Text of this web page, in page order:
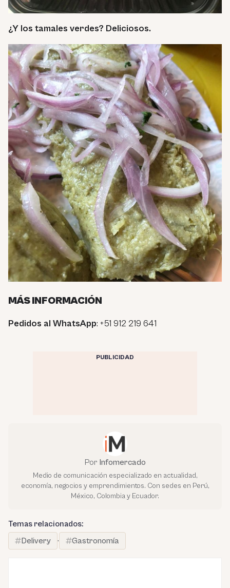
¿Y los tamales verdes? Deliciosos.
MÁS INFORMACIÓN
Pedidos al WhatsApp: +51 912 219 641
PUBLICIDAD
Por Infomercado
Medio de comunicación especializado en actualidad,
economía, negocios y emprendimientos. Con sedes en Perú,
México, Colombia y Ecuador.
Temas relacionados:
Delivery
· Gastronomía